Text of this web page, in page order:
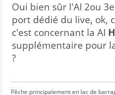
Oui bien sûr l'AI 2ou
port dédié du live, ok,
c'est concernant la AI
supplémentaire pour
?
Pêche principalement en lac de